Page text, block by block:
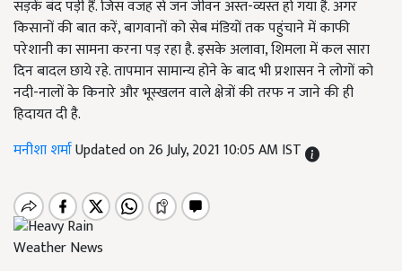
सड़कें बंद पड़ी हैं. जिस वजह से जन जीवन अस्त-व्यस्त हो गया है. अगर
किसानों की बात करें, बागवानों को सेब मंडियों तक पहुंचाने में काफी
परेशानी का सामना करना पड़ रहा है. इसके अलावा, शिमला में कल सारा
दिन बादल छाये रहे. तापमान सामान्य होने के बाद भी प्रशासन ने लोगों को
नदी-नालों के किनारे और भूस्खलन वाले क्षेत्रों की तरफ न जाने की ही
हिदायत दी है.
मनीशा शर्माUpdated on 26 July, 2021 10:05 AM IST
Weather News